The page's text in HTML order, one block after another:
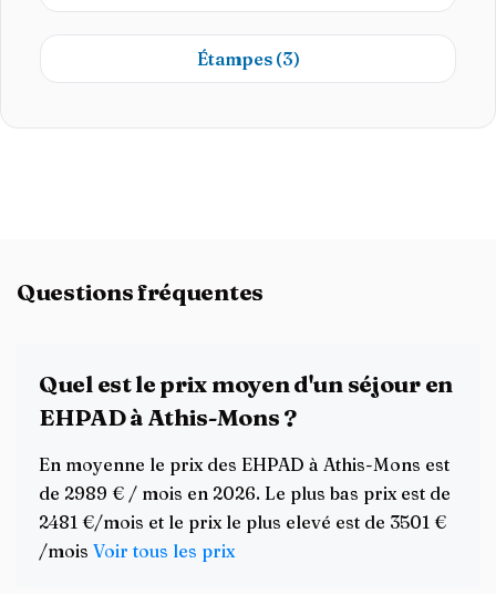
Étampes (3)
Questions fréquentes
Quel est le prix moyen d'un séjour en
EHPAD à Athis-Mons ?
En moyenne le prix des EHPAD à Athis-Mons est
de 2989 € / mois en 2026. Le plus bas prix est de
2481 €/mois et le prix le plus elevé est de 3501 €
/mois Voir tous les prix